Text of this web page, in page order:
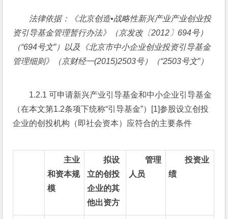
法律依据：《北京创造•战略性新兴产业产业创业投
资引导基金管理暂行办法》（京发改〔2012 〕 694号）
（“694号文”）以及《北京市中小企业创业投资引导基金
管理细则》（京财经一(2015)2503号）（“2503号文”）
1.2.1 可申请新兴产业引导基金和中小企业引导基金
（在本文第1.2条项下统称“引导基金”）[1]参股设立创投
企业的创投机构（即社会资本）应符合的主要条件
主业
和资本规
模
拟设
立的创投
企业的其
他出资方
管理
人员
投资业
绩